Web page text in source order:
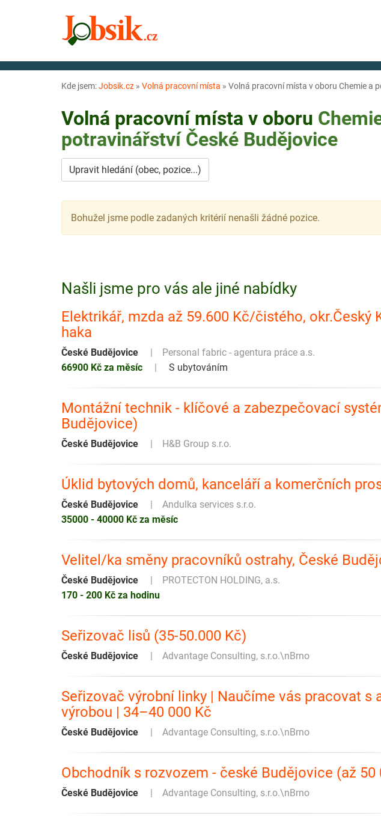
Kde jsem:Jobsik.cz » Volná pracovní místa » Volná pracovní místa v oboru Chemie a
Volná pracovní místa v oboru
potravinářství České Budějovice
Upravit hledání (obec, pozice...)
Bohužel jsme podle zadaných kritérií nenašli žádné pozice.
Našli jsme pro vás ale jiné nabídky
Elektrikář, mzda až 59.600 Kč/čistého, okr.Český
haka
České Budějovice
Personal fabric - agentura práce a.s.
66900 Kč za měsíc
S ubytováním
Montážní technik - klíčové a zabezpečovací
Budějovice)
České Budějovice H&B Group s.r.o.
Úklid bytových domů, kanceláří a komerčních
České Budějovice
Andulka services s.r.o.
35000 - 40000 Kč za měsíc
Velitel/ka směny pracovníků ostrahy, České
České Budějovice
PROTECTON HOLDING, a.s.
170 - 200 Kč za hodinu
Seřizovač lisů (35-50.000 Kč)
České Budějovice Advantage Consulting, s.r.o.\nBrno
Seřizovač výrobní linky | Naučíme vás pracovat s
výrobou | 34–40 000 Kč
České Budějovice Advantage Consulting, s.r.o.\nBrno
Obchodník s rozvozem - české Budějovice (až 50
České Budějovice Advantage Consulting, s.r.o.\nBrno